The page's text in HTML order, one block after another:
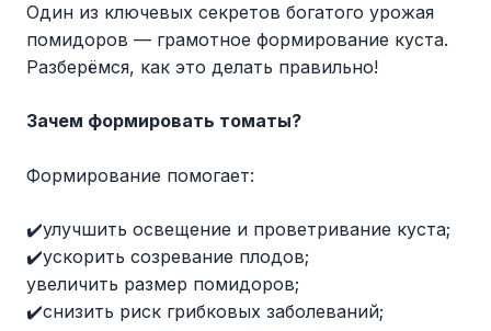
Один из ключевых секретов богатого урожая
помидоров — грамотное формирование куста.
Разберёмся, как это делать правильно!
Зачем формировать томаты?
Формирование помогает:
✔️улучшить освещение и проветривание куста;
✔️ускорить созревание плодов;
увеличить размер помидоров;
✔️снизить риск грибковых заболеваний;